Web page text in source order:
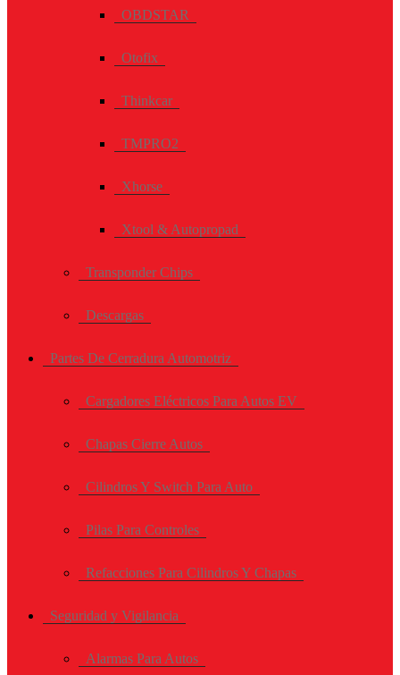
OBDSTAR
Otofix
Thinkcar
TMPRO2
Xhorse
Xtool & Autopropad
Transponder Chips
Descargas
Partes De Cerradura Automotriz
Cargadores Eléctricos Para Autos EV
Chapas Cierre Autos
Cilindros Y Switch Para Auto
Pilas Para Controles
Refacciones Para Cilindros Y Chapas
Seguridad y Vigilancia
Alarmas Para Autos